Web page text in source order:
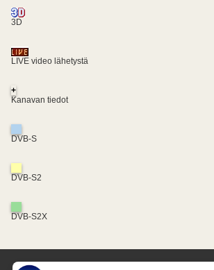
3D
LIVE video lähetystä
+
Kanavan tiedot
DVB-S
DVB-S2
DVB-S2X